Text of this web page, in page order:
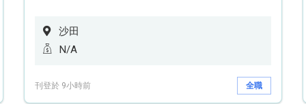
沙田
N/A
刊登於 9小時前 全職